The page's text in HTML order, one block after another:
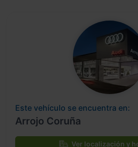
Este vehículo se encuentra en:
Arrojo Coruña
Ver localización y